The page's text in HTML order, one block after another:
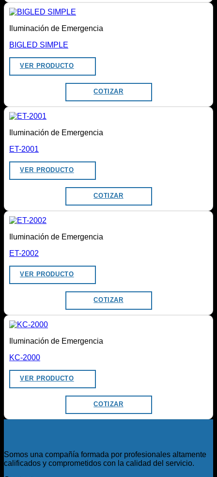
Iluminación de Emergencia
BIGLED SIMPLE
VER PRODUCTO
COTIZAR
Iluminación de Emergencia
ET-2001
VER PRODUCTO
COTIZAR
Iluminación de Emergencia
ET-2002
VER PRODUCTO
COTIZAR
Iluminación de Emergencia
KC-2000
VER PRODUCTO
COTIZAR
Somos una compañía formada por profesionales altamente
calificados y comprometidos con la calidad del servicio.